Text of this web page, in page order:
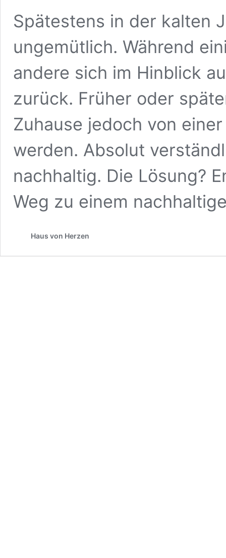
Spätestens in der kalten
ungemütlich. Während
andere sich im Hinblick
zurück. Früher oder
Zuhause jedoch von
werden. Absolut
nachhaltig. Die Lösung?
Weg zu einem
Haus von Herzen